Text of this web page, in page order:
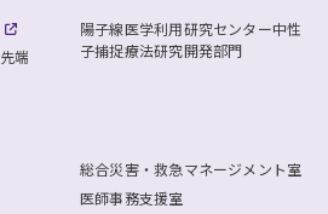
先端
陽子線医学利用研究センター中性
子捕捉療法研究開発部門
総合災害・救急マネージメント室
医師事務支援室